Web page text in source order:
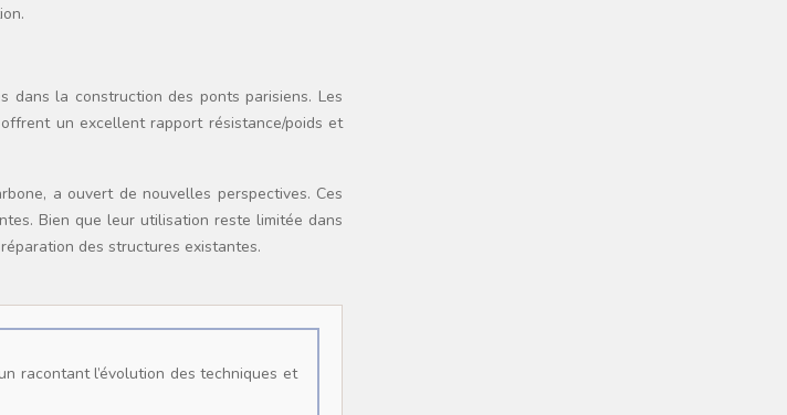
dans la construction des ponts parisiens. Les
un excellent rapport résistance/poids et
a ouvert de nouvelles perspectives. Ces
Bien que leur utilisation reste limitée dans
des structures existantes.